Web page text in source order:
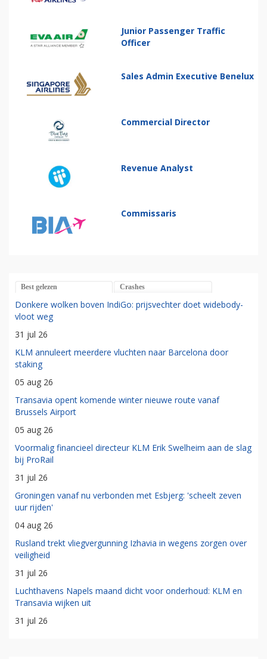
Junior Passenger Traffic
Officer
Sales Admin Executive Benelux
Commercial Director
Revenue Analyst
Commissaris
Best gelezen Crashes
Donkere wolken boven IndiGo: prijsvechter doet widebody-
vloot weg
31 jul 26
KLM annuleert meerdere vluchten naar Barcelona door
staking
05 aug 26
Transavia opent komende winter nieuwe route vanaf
Brussels Airport
05 aug 26
Voormalig financieel directeur KLM Erik Swelheim aan de slag
bij ProRail
31 jul 26
Groningen vanaf nu verbonden met Esbjerg: 'scheelt zeven
uur rijden'
04 aug 26
Rusland trekt vliegvergunning Izhavia in wegens zorgen over
veiligheid
31 jul 26
Luchthavens Napels maand dicht voor onderhoud: KLM en
Transavia wijken uit
31 jul 26